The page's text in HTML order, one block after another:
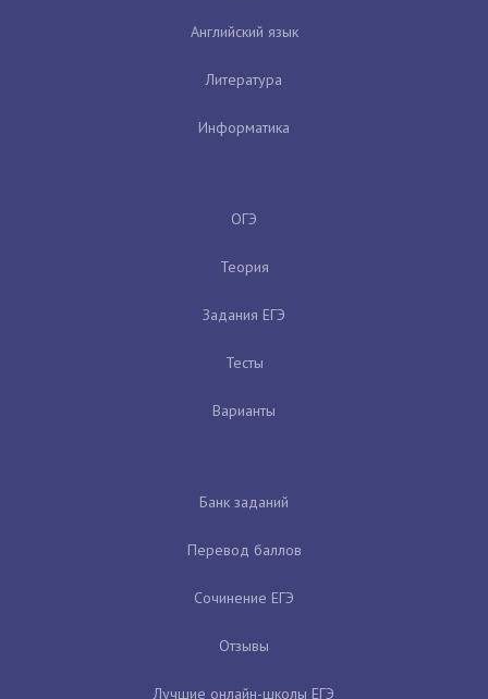
Английский язык
Литература
Информатика
ОГЭ
Теория
Задания ЕГЭ
Тесты
Варианты
Банк заданий
Перевод баллов
Сочинение ЕГЭ
Отзывы
Лучшие онлайн-школы ЕГЭ